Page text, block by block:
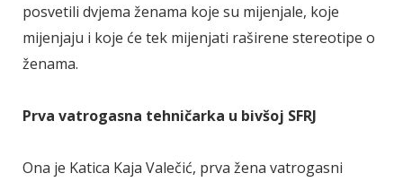
posvetili dvjema ženama koje su mijenjale, koje
mijenjaju i koje će tek mijenjati raširene stereotipe o
ženama.
Prva vatrogasna tehničarka u bivšoj SFRJ
Ona je Katica Kaja Valečić, prva žena vatrogasni